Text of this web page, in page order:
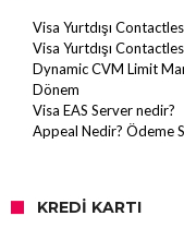
Visa Yurtdışı
Visa Yurtdışı
Dynamic CVM Limit
Dönem
Visa EAS Server nedir?
Appeal Nedir? Ödeme
KREDI KARTI